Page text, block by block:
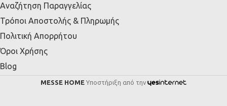
Αναζήτηση Παραγγελίας
Τρόποι Αποστολής & Πληρωμής
Πολιτική Απορρήτου
Όροι Χρήσης
Blog
MESSE HOME Υποστήριξη από την